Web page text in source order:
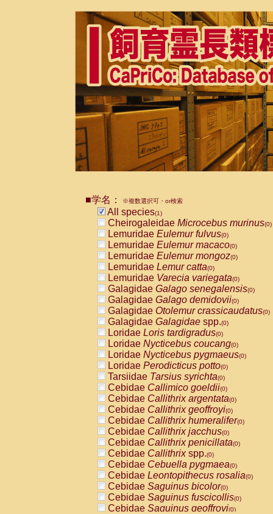
■学名： ※複数選択可・or検索
All species(1)
Cheirogaleidae Microcebus murinus(0)
Lemuridae Eulemur fulvus(0)
Lemuridae Eulemur macaco(0)
Lemuridae Eulemur mongoz(0)
Lemuridae Lemur catta(0)
Lemuridae Varecia variegata(0)
Galagidae Galago senegalensis(0)
Galagidae Galago demidovii(0)
Galagidae Otolemur crassicaudatus(0)
Galagidae Galagidae spp.(0)
Loridae Loris tardigradus(0)
Loridae Nycticebus coucang(0)
Loridae Nycticebus pygmaeus(0)
Loridae Perodicticus potto(0)
Tarsiidae Tarsius syrichta(0)
Cebidae Callimico goeldii(0)
Cebidae Callithrix argentata(0)
Cebidae Callithrix geoffroyi(0)
Cebidae Callithrix humeralifer(0)
Cebidae Callithrix jacchus(0)
Cebidae Callithrix penicillata(0)
Cebidae Callithrixspp.(0)
Cebidae Cebuella pygmaea(0)
Cebidae Leontopithecus rosalia(0)
Cebidae Saguinus bicolor(0)
Cebidae Saguinus fuscicollis(0)
Cebidae Saguinus geoffroyi(0)